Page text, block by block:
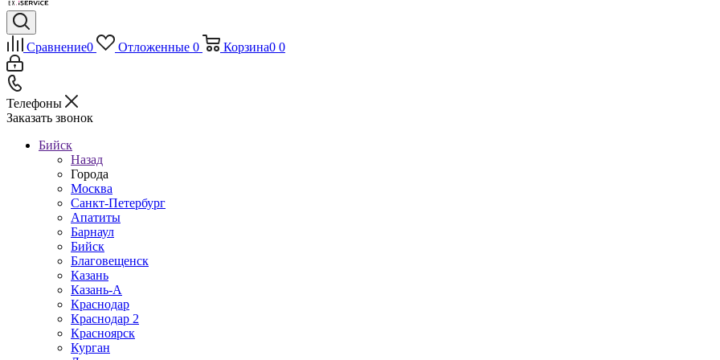
Сравнение0 Отложенные 0 Корзина0 0
Телефоны
Заказать звонок
Бийск
Назад
Города
Москва
Санкт-Петербург
Апатиты
Барнаул
Бийск
Благовещенск
Казань
Казань-А
Краснодар
Краснодар 2
Красноярск
Курган